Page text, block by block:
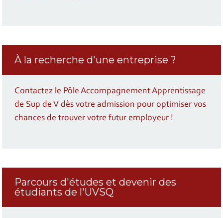
À la recherche d'une entreprise ?
Contactez le Pôle Accompagnement Apprentissage
de Sup de V dès votre admission pour optimiser vos
chances de trouver votre futur employeur !
Parcours d'études et devenir des
étudiants de l'UVSQ